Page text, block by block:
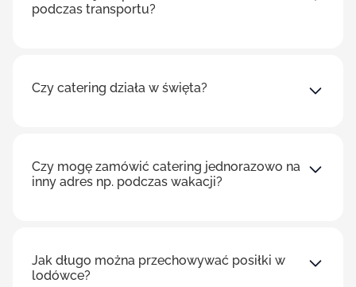
podczas transportu?
Czy catering działa w święta?
Czy mogę zamówić catering jednorazowo na
inny adres np. podczas wakacji?
Jak długo można przechowywać posiłki w
lodówce?